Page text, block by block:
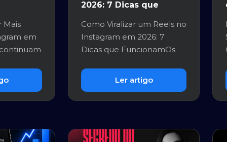
Mais
em
2026: 7 Dicas que
Como Viralizar um Reels no
Instagram em 2026: 7
Dicas que FuncionamOs
uma das ...
Ler artigo